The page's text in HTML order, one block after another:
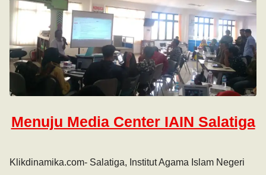
Menuju Media Center IAIN Salatiga
Klikdinamika.com- Salatiga, Institut Agama Islam Negeri